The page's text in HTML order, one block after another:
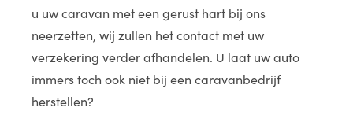
u uw caravan met een gerust hart bij ons
neerzetten, wij zullen het contact met uw
verzekering verder afhandelen. U laat uw auto
immers toch ook niet bij een caravanbedrijf
herstellen?